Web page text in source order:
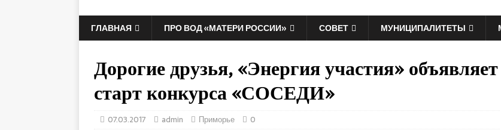
ГЛАВНАЯ ПРО ВОД «МАТЕРИ РОССИИ» СОВЕТ МУНИЦИПАЛИТЕТЫ
Дорогие друзья, «Энергия участия» объявляет
старт конкурса «СОСЕДИ»
07.03.2017 admin Приморье 0